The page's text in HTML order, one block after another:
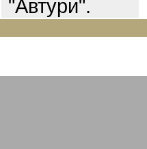
"Автури".